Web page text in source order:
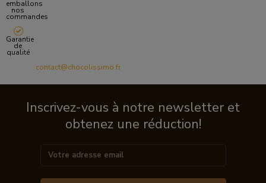
emballons
nos
commandes
Garantie
de
qualité
contact@chocolissimo.fr
Inscrivez-vous à notre newsletter et
obtenez une réduction!